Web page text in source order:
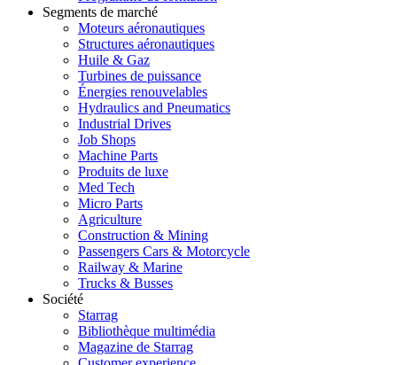
Segments de marché
Moteurs aéronautiques
Structures aéronautiques
Huile & Gaz
Turbines de puissance
Énergies renouvelables
Hydraulics and Pneumatics
Industrial Drives
Job Shops
Machine Parts
Produits de luxe
Med Tech
Micro Parts
Agriculture
Construction & Mining
Passengers Cars & Motorcycle
Railway & Marine
Trucks & Busses
Société
Starrag
Bibliothèque multimédia
Magazine de Starrag